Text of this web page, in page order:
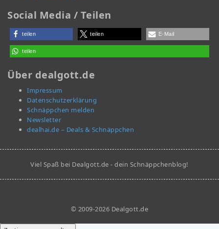
Social Media / Teilen
teilen teilen E-Mail
teilen
Über dealgott.de
Impressum
Datenschutzerklärung
Schnäppchen melden
Newsletter
dealhai.de – Deals & Schnäppchen
Viel Spaß bei Dealgott.de - dein Schnäppchenblog!
© 2009-2026 Dealgott.de